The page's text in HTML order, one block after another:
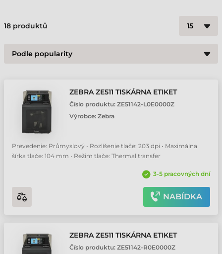
18 produktů
ZEBRA ZE511 TISKÁRNA ETIKET
Číslo produktu: ZE51142-L0E0000Z
Výrobce: Zebra
Prevedenie: Průmyslový • Rozlíšenie tlače: 203 dpi • Maximálna
šírka tlače: 104 mm • Režim tlače: Thermal transfer
3-5 pracovných dní
NABÍDKA
ZEBRA ZE511 TISKÁRNA ETIKET
Číslo produktu: ZE51142-R0E0000Z